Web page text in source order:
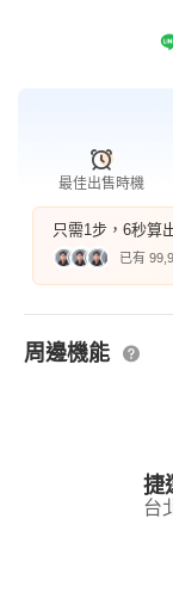
最佳出售時機
只需1步，6秒算
已有
周邊機能
捷
台